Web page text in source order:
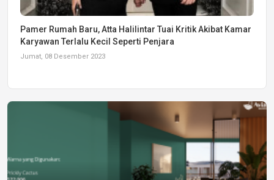
Pamer Rumah Baru, Atta Halilintar Tuai Kritik Akibat Kamar
Karyawan Terlalu Kecil Seperti Penjara
Jumat, 08 Desember 2023